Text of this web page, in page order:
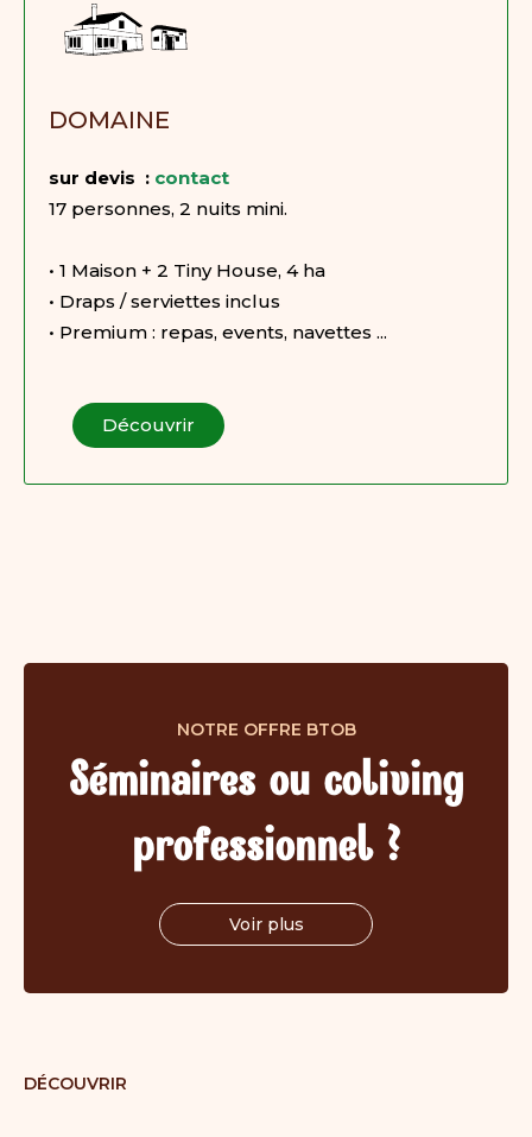
DOMAINE
sur devis : contact
17 personnes, 2 nuits mini.
• 1 Maison + 2 Tiny House, 4 ha
• Draps / serviettes inclus
• Premium : repas, events, navettes ...
Découvrir
NOTRE OFFRE BTOB
Séminaires ou coliving
professionnel ?
Voir plus
DÉCOUVRIR